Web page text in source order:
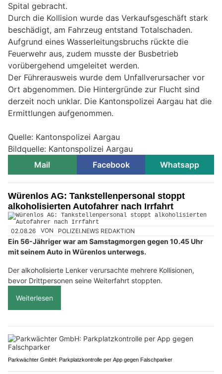
Spital gebracht.
Durch die Kollision wurde das Verkaufsgeschäft stark
beschädigt, am Fahrzeug entstand Totalschaden.
Aufgrund eines Wasserleitungsbruchs rückte die
Feuerwehr aus, zudem musste der Busbetrieb
vorübergehend umgeleitet werden.
Der Führerausweis wurde dem Unfallverursacher vor
Ort abgenommen. Die Hintergründe zur Flucht sind
derzeit noch unklar. Die Kantonspolizei Aargau hat die
Ermittlungen aufgenommen.
Quelle: Kantonspolizei Aargau
Bildquelle: Kantonspolizei Aargau
Mail
Facebook Whatsapp
Würenlos AG: Tankstellenpersonal stoppt
alkoholisierten Autofahrer nach Irrfahrt
02.08.26 VON POLIZEI.NEWS REDAKTION
Ein 56-Jähriger war am Samstagmorgen gegen 10.45 Uhr
mit seinem Auto in Würenlos unterwegs.
Der alkoholisierte Lenker verursachte mehrere Kollisionen,
bevor Drittpersonen seine Weiterfahrt stoppten.
Weiterlesen
Parkwächter GmbH: Parkplatzkontrolle per App gegen Falschparker